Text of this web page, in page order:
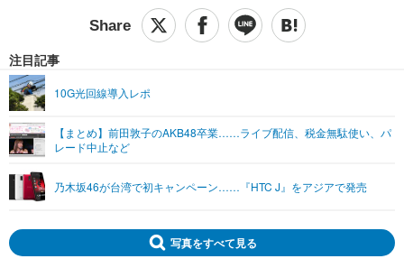
その他
映画・ドラマ
グラビア
ショッピング その他
ライフTOP
その他
リリース一覧
プッシュ通知の停止方法
注目記事
10G光回線導入レポ
【まとめ】前田敦子のAKB48卒業……ライブ配信、税金無駄使い、パ
レード中止など
乃木坂46が台湾で初キャンペーン……『HTC J』をアジアで発売
写真をすべて見る